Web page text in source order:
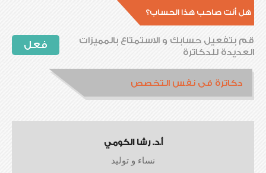
هل أنت صاحب هذا الحساب؟
فعل
قم بتفعيل حسابك و الاستمتاع بالمميزات
العديدة للدكاترة
دكاترة فى نفس التخصص
أ.د. رشا الكومي
نساء و توليد